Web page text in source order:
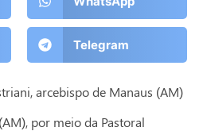
Telegram
arcebispo de Manaus (AM)
por meio da Pastoral